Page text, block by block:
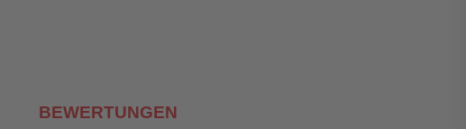
BEWERTUNGEN